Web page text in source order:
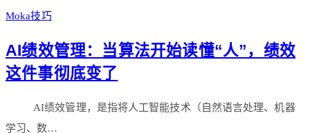
Moka技巧
AI绩效管理：当算法开始读懂“人”，绩效
这件事彻底变了
AI绩效管理，是指将人工智能技术（自然语言处理、机器
学习、数…